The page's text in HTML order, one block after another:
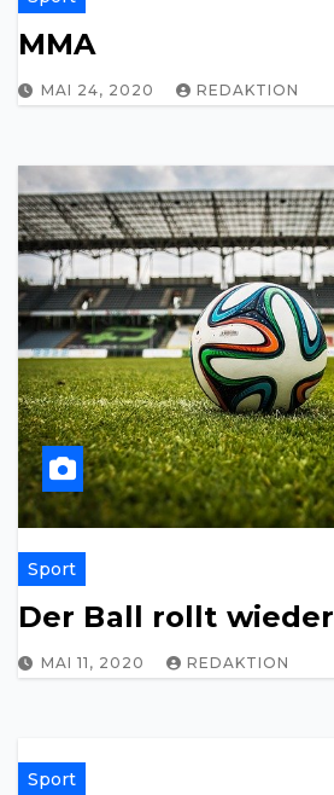
MMA
MAI 24, 2020 REDAKTION
Sport
Der Ball rollt wieder
MAI 11, 2020 REDAKTION
Sport